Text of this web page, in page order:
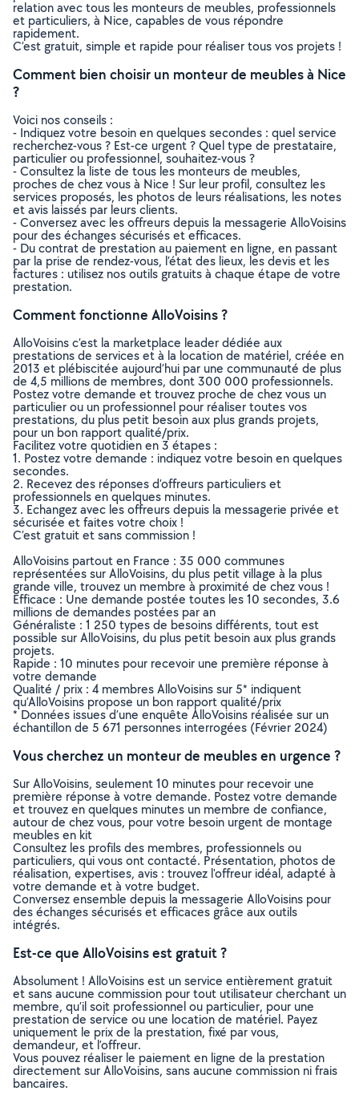
relation avec tous les monteurs de meubles, professionnels
et particuliers, à Nice, capables de vous répondre
rapidement.
C’est gratuit, simple et rapide pour réaliser tous vos projets !
Comment bien choisir un monteur de meubles à Nice
?
Voici nos conseils :
- Indiquez votre besoin en quelques secondes : quel service
recherchez-vous ? Est-ce urgent ? Quel type de prestataire,
particulier ou professionnel, souhaitez-vous ?
- Consultez la liste de tous les monteurs de meubles,
proches de chez vous à Nice ! Sur leur profil, consultez les
services proposés, les photos de leurs réalisations, les notes
et avis laissés par leurs clients.
- Conversez avec les offreurs depuis la messagerie AlloVoisins
pour des échanges sécurisés et efficaces.
- Du contrat de prestation au paiement en ligne, en passant
par la prise de rendez-vous, l’état des lieux, les devis et les
factures : utilisez nos outils gratuits à chaque étape de votre
prestation.
Comment fonctionne AlloVoisins ?
AlloVoisins c’est la marketplace leader dédiée aux
prestations de services et à la location de matériel, créée en
2013 et plébiscitée aujourd’hui par une communauté de plus
de 4,5 millions de membres, dont 300 000 professionnels.
Postez votre demande et trouvez proche de chez vous un
particulier ou un professionnel pour réaliser toutes vos
prestations, du plus petit besoin aux plus grands projets,
pour un bon rapport qualité/prix.
Facilitez votre quotidien en 3 étapes :
1. Postez votre demande : indiquez votre besoin en quelques
secondes.
2. Recevez des réponses d’offreurs particuliers et
professionnels en quelques minutes.
3. Echangez avec les offreurs depuis la messagerie privée et
sécurisée et faites votre choix !
C’est gratuit et sans commission !
AlloVoisins partout en France : 35 000 communes
représentées sur AlloVoisins, du plus petit village à la plus
grande ville, trouvez un membre à proximité de chez vous !
Efficace : Une demande postée toutes les 10 secondes, 3.6
millions de demandes postées par an
Généraliste : 1 250 types de besoins différents, tout est
possible sur AlloVoisins, du plus petit besoin aux plus grands
projets.
Rapide : 10 minutes pour recevoir une première réponse à
votre demande
Qualité / prix : 4 membres AlloVoisins sur 5* indiquent
qu’AlloVoisins propose un bon rapport qualité/prix
* Données issues d’une enquête AlloVoisins réalisée sur un
échantillon de 5 671 personnes interrogées (Février 2024)
Vous cherchez un monteur de meubles en urgence ?
Sur AlloVoisins, seulement 10 minutes pour recevoir une
première réponse à votre demande. Postez votre demande
et trouvez en quelques minutes un membre de confiance,
autour de chez vous, pour votre besoin urgent de montage
meubles en kit
Consultez les profils des membres, professionnels ou
particuliers, qui vous ont contacté. Présentation, photos de
réalisation, expertises, avis : trouvez l'offreur idéal, adapté à
votre demande et à votre budget.
Conversez ensemble depuis la messagerie AlloVoisins pour
des échanges sécurisés et efficaces grâce aux outils
intégrés.
Est-ce que AlloVoisins est gratuit ?
Absolument ! AlloVoisins est un service entièrement gratuit
et sans aucune commission pour tout utilisateur cherchant un
membre, qu’il soit professionnel ou particulier, pour une
prestation de service ou une location de matériel. Payez
uniquement le prix de la prestation, fixé par vous,
demandeur, et l’offreur.
Vous pouvez réaliser le paiement en ligne de la prestation
directement sur AlloVoisins, sans aucune commission ni frais
bancaires.